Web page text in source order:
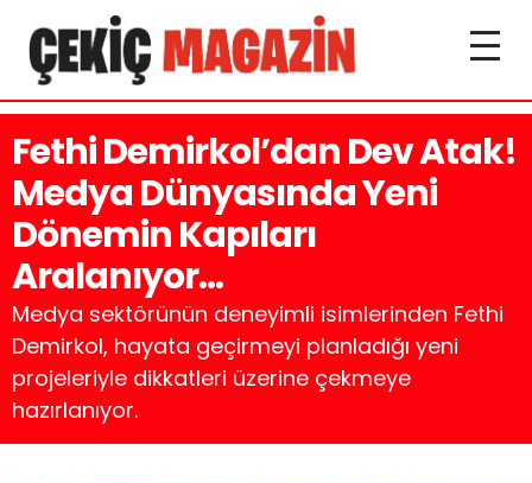
Fethi Demirkol’dan Dev Atak!
Medya Dünyasında Yeni
Dönemin Kapıları
Aralanıyor…
Medya sektörünün deneyimli isimlerinden Fethi
Demirkol, hayata geçirmeyi planladığı yeni
projeleriyle dikkatleri üzerine çekmeye
hazırlanıyor.